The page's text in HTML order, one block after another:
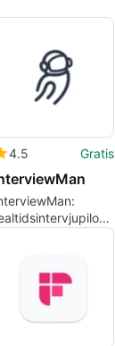
4.5 Gratis
stealth-overlay